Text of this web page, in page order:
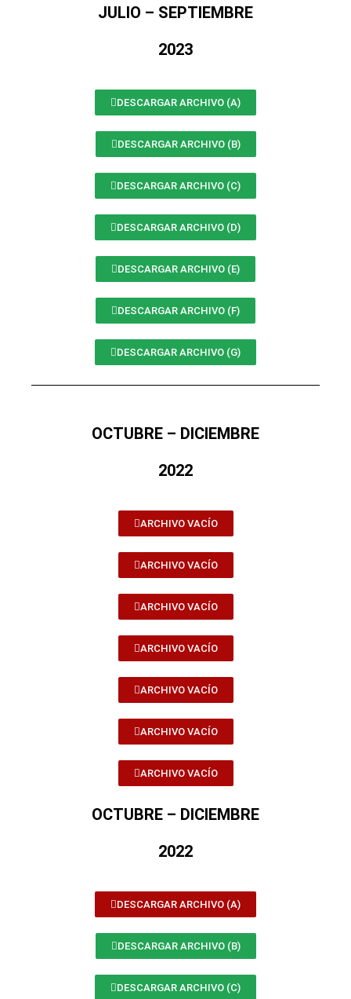
JULIO – SEPTIEMBRE
2023
DESCARGAR ARCHIVO (A)
DESCARGAR ARCHIVO (B)
DESCARGAR ARCHIVO (C)
DESCARGAR ARCHIVO (D)
DESCARGAR ARCHIVO (E)
DESCARGAR ARCHIVO (F)
DESCARGAR ARCHIVO (G)
OCTUBRE – DICIEMBRE
2022
ARCHIVO VACÍO
ARCHIVO VACÍO
ARCHIVO VACÍO
ARCHIVO VACÍO
ARCHIVO VACÍO
ARCHIVO VACÍO
ARCHIVO VACÍO
OCTUBRE – DICIEMBRE
2022
DESCARGAR ARCHIVO (A)
DESCARGAR ARCHIVO (B)
DESCARGAR ARCHIVO (C)